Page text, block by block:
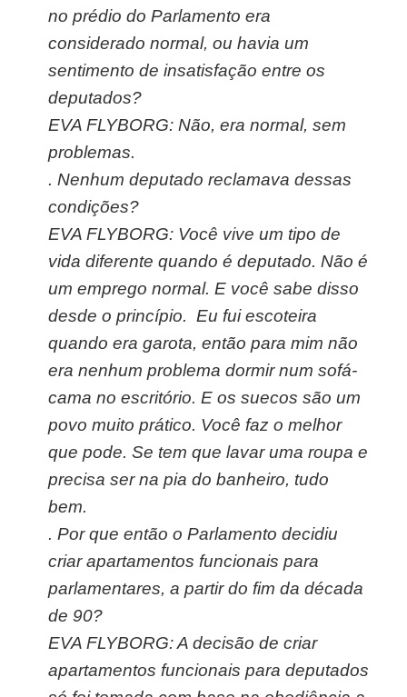
no prédio do Parlamento era
considerado normal, ou havia um
sentimento de insatisfação entre os
deputados?
EVA FLYBORG: Não, era normal, sem
problemas.
. Nenhum deputado reclamava dessas
condições?
EVA FLYBORG: Você vive um tipo de
vida diferente quando é deputado. Não é
um emprego normal. E você sabe disso
desde o princípio. Eu fui escoteira
quando era garota, então para mim não
era nenhum problema dormir num sofá-
cama no escritório. E os suecos são um
povo muito prático. Você faz o melhor
que pode. Se tem que lavar uma roupa e
precisa ser na pia do banheiro, tudo
bem.
. Por que então o Parlamento decidiu
criar apartamentos funcionais para
parlamentares, a partir do fim da década
de 90?
EVA FLYBORG: A decisão de criar
apartamentos funcionais para deputados